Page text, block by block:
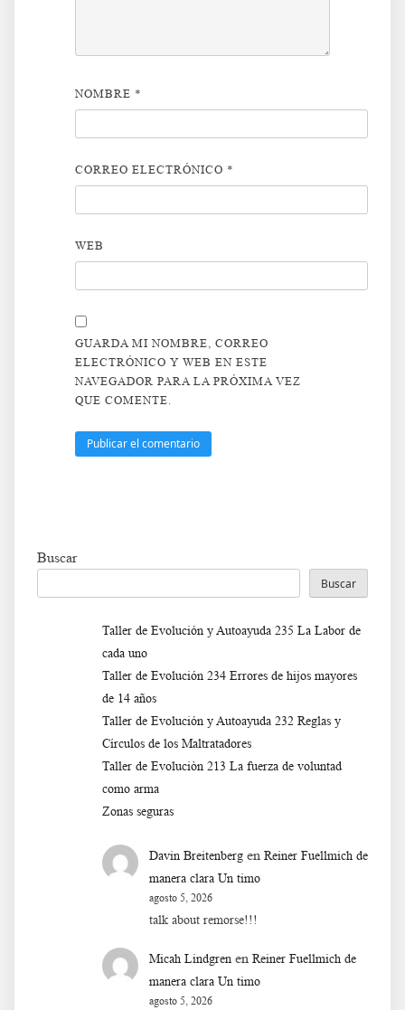
NOMBRE *
CORREO ELECTRÓNICO *
WEB
GUARDA MI NOMBRE, CORREO
ELECTRÓNICO Y WEB EN ESTE
NAVEGADOR PARA LA PRÓXIMA VEZ
QUE COMENTE.
Buscar
Buscar
Taller de Evolución y Autoayuda 235 La Labor de
cada uno
Taller de Evolución 234 Errores de hijos mayores
de 14 años
Taller de Evolución y Autoayuda 232 Reglas y
Círculos de los Maltratadores
Taller de Evoluciòn 213 La fuerza de voluntad
como arma
Zonas seguras
Davin Breitenberg en Reiner Fuellmich de
manera clara Un timo
agosto 5, 2026
talk about remorse!!!
Micah Lindgren en Reiner Fuellmich de
manera clara Un timo
agosto 5, 2026